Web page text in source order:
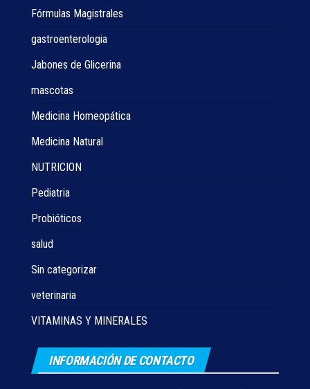
Fórmulas Magistrales
gastroenterologia
Jabones de Glicerina
mascotas
Medicina Homeopática
Medicina Natural
NUTRICION
Pediatria
Probióticos
salud
Sin categorizar
veterinaria
VITAMINAS Y MINERALES
INFORMACIÓN DE CONTACTO